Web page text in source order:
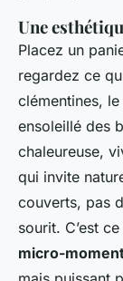
Une
Placez un
regardez ce
clémentines,
ensoleillé des
chaleureuse,
qui invite
couverts, pas
sourit. C’est
micro-